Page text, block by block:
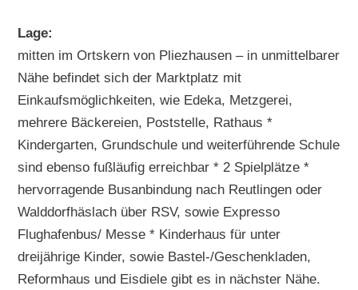
Lage:
mitten im Ortskern von Pliezhausen – in unmittelbarer
Nähe befindet sich der Marktplatz mit
Einkaufsmöglichkeiten, wie Edeka, Metzgerei,
mehrere Bäckereien, Poststelle, Rathaus *
Kindergarten, Grundschule und weiterführende Schule
sind ebenso fußläufig erreichbar * 2 Spielplätze *
hervorragende Busanbindung nach Reutlingen oder
Walddorfhäslach über RSV, sowie Expresso
Flughafenbus/ Messe * Kinderhaus für unter
dreijährige Kinder, sowie Bastel-/Geschenkladen,
Reformhaus und Eisdiele gibt es in nächster Nähe.